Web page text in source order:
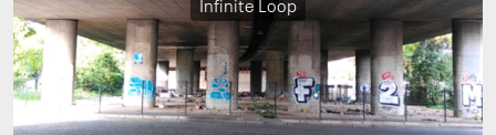
Infinite Loop